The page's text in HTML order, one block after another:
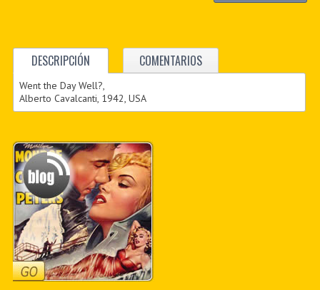
DESCRIPCIÓN COMENTARIOS
Went the Day Well?,
Alberto Cavalcanti, 1942, USA